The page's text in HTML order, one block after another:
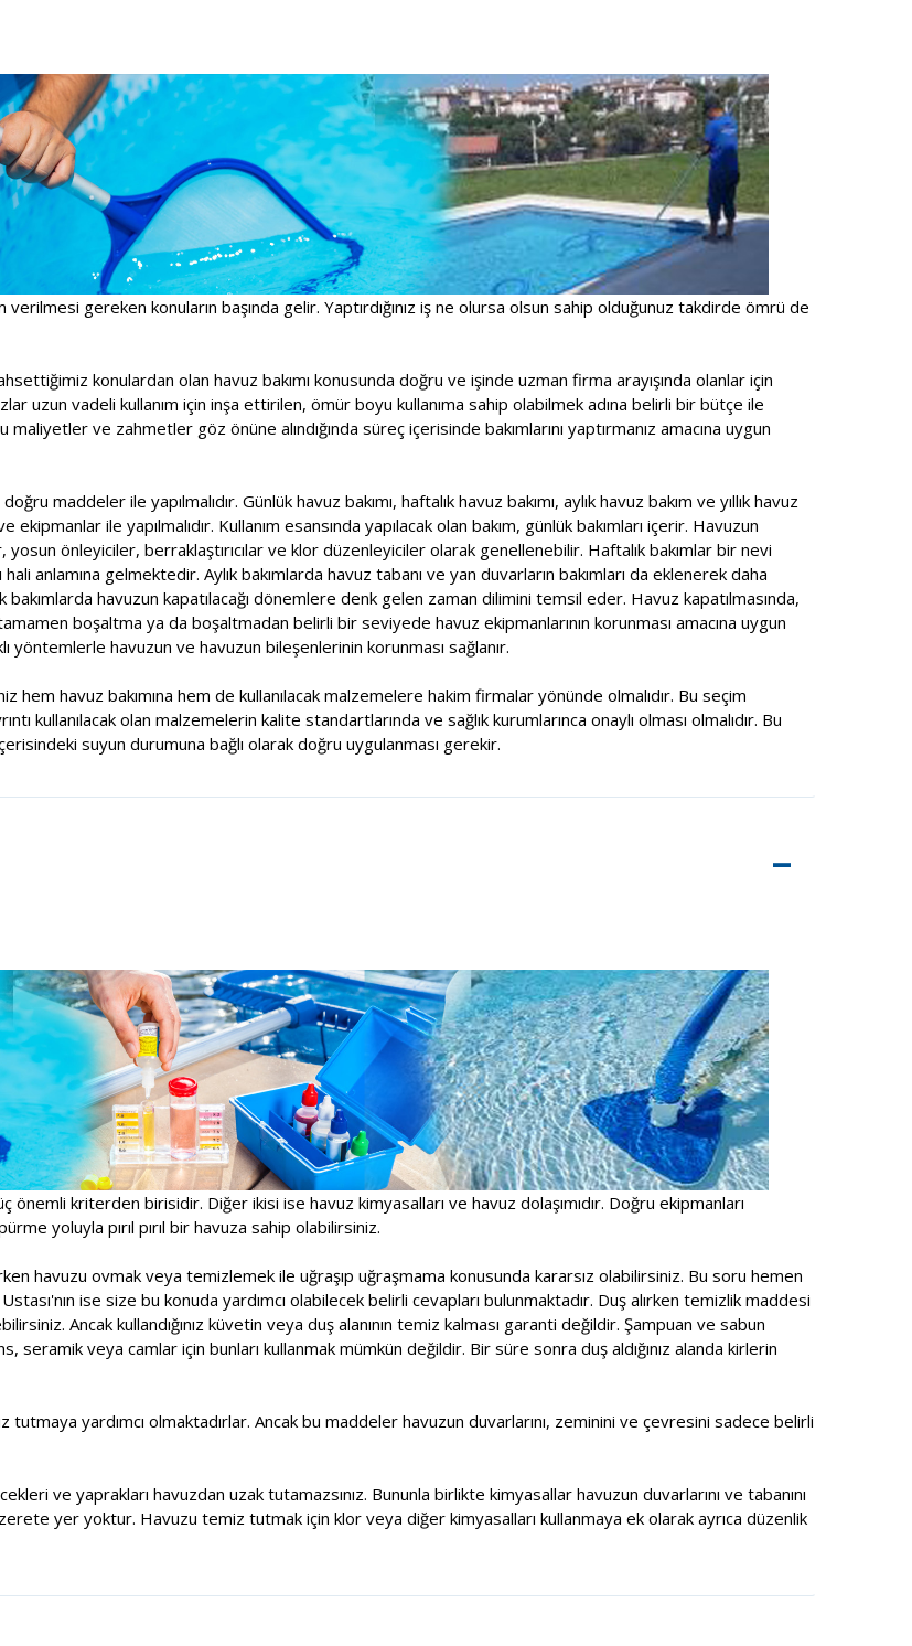
verilmesi gereken konuların başında gelir. Yaptırdığınız iş ne olursa olsun sahip olduğunuz takdirde ömrü de
konulardan olan havuz bakımı konusunda doğru ve işinde uzman firma arayışında olanlar için
uzun vadeli kullanım için inşa ettirilen, ömür boyu kullanıma sahip olabilmek adına belirli bir bütçe ile
ve zahmetler göz önüne alındığında süreç içerisinde bakımlarını yaptırmanız amacına uygun
maddeler ile yapılmalıdır. Günlük havuz bakımı, haftalık havuz bakımı, aylık havuz bakım ve yıllık havuz
ekipmanlar ile yapılmalıdır. Kullanım esansında yapılacak olan bakım, günlük bakımları içerir. Havuzun
yosun önleyiciler, berraklaştırıcılar ve klor düzenleyiciler olarak genellenebilir. Haftalık bakımlar bir nevi
anlamına gelmektedir. Aylık bakımlarda havuz tabanı ve yan duvarların bakımları da eklenerek daha
bakımlarda havuzun kapatılacağı dönemlere denk gelen zaman dilimini temsil eder. Havuz kapatılmasında,
boşaltma ya da boşaltmadan belirli bir seviyede havuz ekipmanlarının korunması amacına uygun
havuzun ve havuzun bileşenlerinin korunması sağlanır.
hem havuz bakımına hem de kullanılacak malzemelere hakim firmalar yönünde olmalıdır. Bu seçim
kullanılacak olan malzemelerin kalite standartlarında ve sağlık kurumlarınca onaylı olması olmalıdır. Bu
suyun durumuna bağlı olarak doğru uygulanması gerekir.
–
önemli kriterden birisidir. Diğer ikisi ise havuz kimyasalları ve havuz dolaşımıdır. Doğru ekipmanları
yoluyla pırıl pırıl bir havuza sahip olabilirsiniz.
havuzu ovmak veya temizlemek ile uğraşıp uğraşmama konusunda kararsız olabilirsiniz. Bu soru hemen
ise size bu konuda yardımcı olabilecek belirli cevapları bulunmaktadır. Duş alırken temizlik maddesi
Ancak kullandığınız küvetin veya duş alanının temiz kalması garanti değildir. Şampuan ve sabun
seramik veya camlar için bunları kullanmak mümkün değildir. Bir süre sonra duş aldığınız alanda kirlerin
yardımcı olmaktadırlar. Ancak bu maddeler havuzun duvarlarını, zeminini ve çevresini sadece belirli
ve yaprakları havuzdan uzak tutamazsınız. Bununla birlikte kimyasallar havuzun duvarlarını ve tabanını
yer yoktur. Havuzu temiz tutmak için klor veya diğer kimyasalları kullanmaya ek olarak ayrıca düzenlik